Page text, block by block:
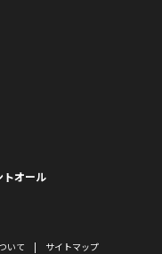
トオール
いて サイトマップ